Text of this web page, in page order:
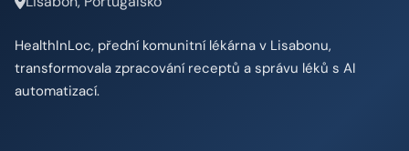
HealthInLoc, přední komunitní lékárna v Lisabonu,
transformovala zpracování receptů a správu léků s AI
automatizací.